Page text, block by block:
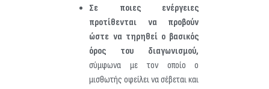
Σε ποιες ενέργειες
προτίθενται να προβούν
ώστε να τηρηθεί ο βασικός
όρος του διαγωνισμού,
σύμφωνα με τον οποίο ο
μισθωτής οφείλει να σέβεται και